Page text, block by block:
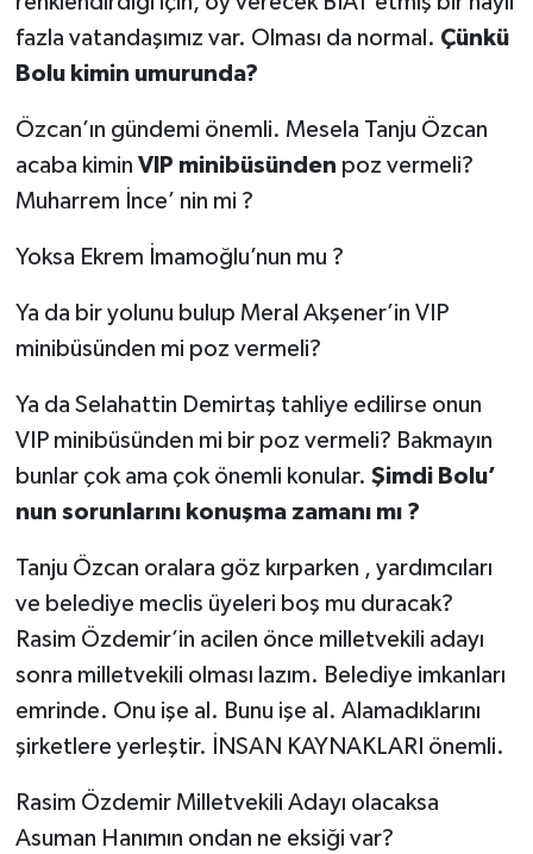
fazla vatandaşımız var. Olması da normal. Çünkü
Bolu kimin umurunda?
Özcan’ın gündemi önemli. Mesela Tanju Özcan
acaba kimin VIP minibüsünden poz vermeli?
Muharrem İnce’ nin mi ?
Yoksa Ekrem İmamoğlu’nun mu ?
Ya da bir yolunu bulup Meral Akşener’in VIP
minibüsünden mi poz vermeli?
Ya da Selahattin Demirtaş tahliye edilirse onun
VIP minibüsünden mi bir poz vermeli? Bakmayın
bunlar çok ama çok önemli konular. Şimdi Bolu’
nun sorunlarını konuşma zamanı mı ?
Tanju Özcan oralara göz kırparken , yardımcıları
ve belediye meclis üyeleri boş mu duracak?
Rasim Özdemir’in acilen önce milletvekili adayı
sonra milletvekili olması lazım. Belediye imkanları
emrinde. Onu işe al. Bunu işe al. Alamadıklarını
şirketlere yerleştir. İNSAN KAYNAKLARI önemli.
Rasim Özdemir Milletvekili Adayı olacaksa
Asuman Hanımın ondan ne eksiği var?